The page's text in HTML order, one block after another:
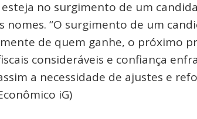
esteja no surgimento de um
nomes. “O surgimento de um
de quem ganhe, o próximo
consideráveis e confiança
a necessidade de ajustes e
iG)